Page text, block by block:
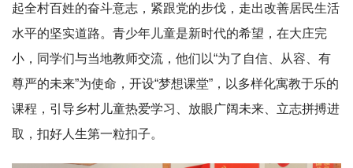
起全村百姓的奋斗意志，紧跟党的步伐，走出改善居民生活
水平的坚实道路。青少年儿童是新时代的希望，在大庄完
小，同学们与当地教师交流，他们以“为了自信、从容、有
尊严的未来”为使命，开设“梦想课堂”，以多样化寓教于乐的
课程，引导乡村儿童热爱学习、放眼广阔未来、立志拼搏进
取，扣好人生第一粒扣子。